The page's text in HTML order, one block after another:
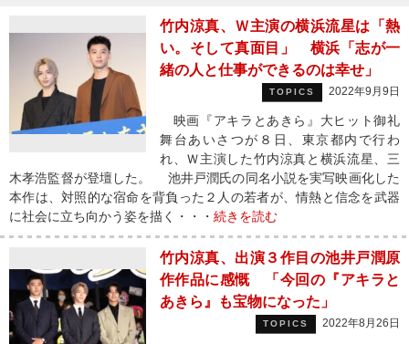
竹内涼真、Ｗ主演の横浜流星は「熱
い。そして真面目」 横浜「志が一
緒の人と仕事ができるのは幸せ」
TOPICS 2022年9月9日
映画『アキラとあきら』大ヒット御礼
舞台あいさつが８日、東京都内で行わ
れ、Ｗ主演した竹内涼真と横浜流星、三
木孝浩監督が登壇した。 池井戸潤氏の同名小説を実写映画化した
本作は、対照的な宿命を背負った２人の若者が、情熱と信念を武器
に社会に立ち向かう姿を描く・・・ 続きを読む
竹内涼真、出演３作目の池井戸潤原
作作品に感慨 「今回の『アキラと
あきら』も宝物になった」
TOPICS 2022年8月26日